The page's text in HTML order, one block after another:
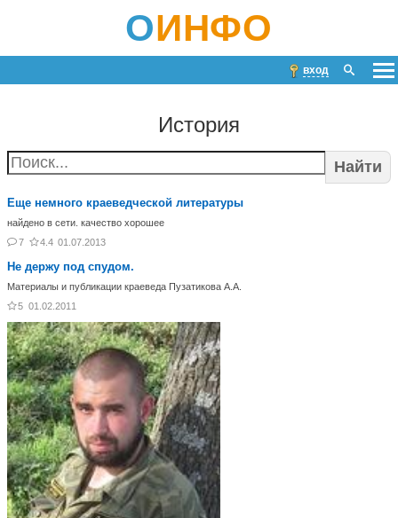
ОИНФО
вход
История
Найти
Еще немного краеведческой литературы
найдено в сети. качество хорошее
7
4.4 01.07.2013
Не держу под спудом.
Материалы и публикации краеведа Пузатикова А.А.
5 01.02.2011